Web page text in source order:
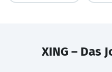
XING – Das